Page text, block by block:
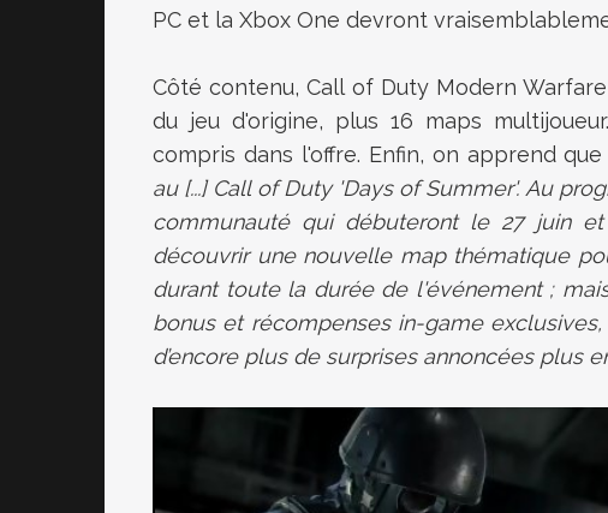
PC et la Xbox One devront
Côté contenu,Call of Duty Modern
du jeu d'origine, plus 16 maps
compris dans l'offre. Enfin, on apprend que
au [...] Call of Duty 'Days of Summer'. Au
communauté qui débuteront le 27 juin
découvrir une nouvelle map thématique
durant toute la durée de l'événement ;
bonus et récompenses in-game
d’encore plus de surprises annoncées plus